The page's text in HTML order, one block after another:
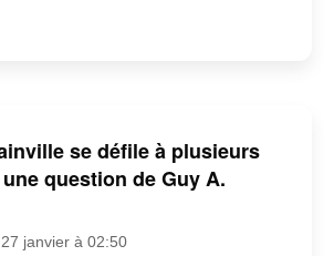
se défile à plusieurs
question de Guy A.
janvier à 02:50